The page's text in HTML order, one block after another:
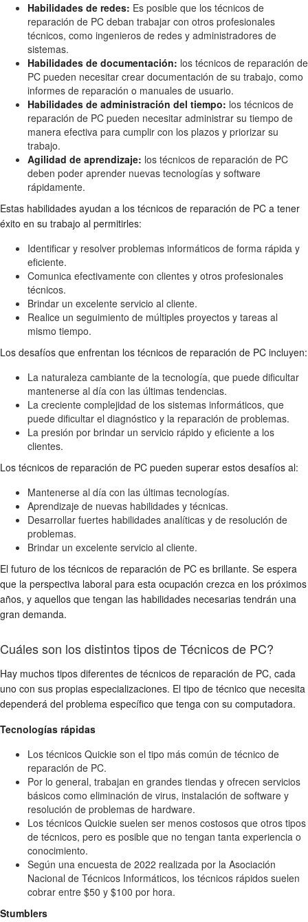
Habilidades de redes: Es posible que los técnicos de
reparación de PC deban trabajar con otros profesionales
técnicos, como ingenieros de redes y administradores de
sistemas.
Habilidades de documentación: los técnicos de reparación de
PC pueden necesitar crear documentación de su trabajo, como
informes de reparación o manuales de usuario.
Habilidades de administración del tiempo: los técnicos de
reparación de PC pueden necesitar administrar su tiempo de
manera efectiva para cumplir con los plazos y priorizar su
trabajo.
Agilidad de aprendizaje: los técnicos de reparación de PC
deben poder aprender nuevas tecnologías y software
rápidamente.
Estas habilidades ayudan a los técnicos de reparación de PC a tener
éxito en su trabajo al permitirles:
Identificar y resolver problemas informáticos de forma rápida y
eficiente.
Comunica efectivamente con clientes y otros profesionales
técnicos.
Brindar un excelente servicio al cliente.
Realice un seguimiento de múltiples proyectos y tareas al
mismo tiempo.
Los desafíos que enfrentan los técnicos de reparación de PC incluyen:
La naturaleza cambiante de la tecnología, que puede dificultar
mantenerse al día con las últimas tendencias.
La creciente complejidad de los sistemas informáticos, que
puede dificultar el diagnóstico y la reparación de problemas.
La presión por brindar un servicio rápido y eficiente a los
clientes.
Los técnicos de reparación de PC pueden superar estos desafíos al:
Mantenerse al día con las últimas tecnologías.
Aprendizaje de nuevas habilidades y técnicas.
Desarrollar fuertes habilidades analíticas y de resolución de
problemas.
Brindar un excelente servicio al cliente.
El futuro de los técnicos de reparación de PC es brillante. Se espera
que la perspectiva laboral para esta ocupación crezca en los próximos
años, y aquellos que tengan las habilidades necesarias tendrán una
gran demanda.
Cuáles son los distintos tipos de Técnicos de PC?
Hay muchos tipos diferentes de técnicos de reparación de PC, cada
uno con sus propias especializaciones. El tipo de técnico que necesita
dependerá del problema específico que tenga con su computadora.
Tecnologías rápidas
Los técnicos Quickie son el tipo más común de técnico de
reparación de PC.
Por lo general, trabajan en grandes tiendas y ofrecen servicios
básicos como eliminación de virus, instalación de software y
resolución de problemas de hardware.
Los técnicos Quickie suelen ser menos costosos que otros tipos
de técnicos, pero es posible que no tengan tanta experiencia o
conocimiento.
Según una encuesta de 2022 realizada por la Asociación
Nacional de Técnicos Informáticos, los técnicos rápidos suelen
cobrar entre $50 y $100 por hora.
Stumblers